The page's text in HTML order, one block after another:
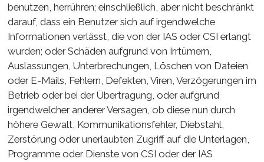
benutzen, herrühren; einschließlich, aber nicht beschränkt
darauf, dass ein Benutzer sich auf irgendwelche
Informationen verlässt, die von der IAS oder CSI erlangt
wurden; oder Schäden aufgrund von Irrtümern,
Auslassungen, Unterbrechungen, Löschen von Dateien
oder E-Mails, Fehlern, Defekten, Viren, Verzögerungen im
Betrieb oder bei der Übertragung, oder aufgrund
irgendwelcher anderer Versagen, ob diese nun durch
höhere Gewalt, Kommunikationsfehler, Diebstahl,
Zerstörung oder unerlaubten Zugriff auf die Unterlagen,
Programme oder Dienste von CSI oder der IAS